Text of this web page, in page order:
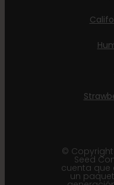
© Copyright
Seed
cuenta que
un